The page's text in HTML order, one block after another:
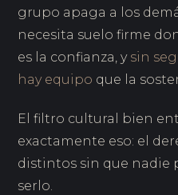
grupo apaga a los
necesita suelo firme
es la confianza, y sin
hay equipo que la
El filtro cultural bien
exactamente eso: el
distintos sin que nadie
serlo.